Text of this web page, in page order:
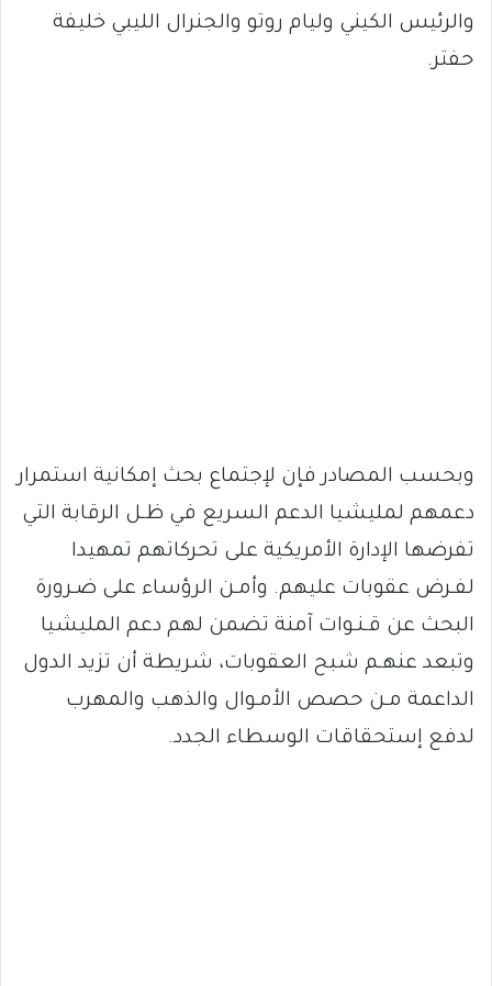
والرئيس الكيني وليام روتو والجنرال الليبي خليفة
حفتر.
وبحسب المصادر فإن لإجتماع بحث إمكانية استمرار
دعمهم لمليشيا الدعم السريع في ظـل الرقابة التي
تفرضها الإدارة الأمريكية على تحركاتهم تمهيدا
لفـرض عقوبات عليهم. وأمـن الرؤساء على ضـرورة
البحث عن قـنـوات آمنة تضمن لهم دعم المليشيا
وتبعد عنهـم شبح العقوبات، شريطة أن تزيد الدول
الداعمة مـن حصص الأمـوال والذهب والمهرب
لدفع إستحقاقات الوسطاء الجدد.